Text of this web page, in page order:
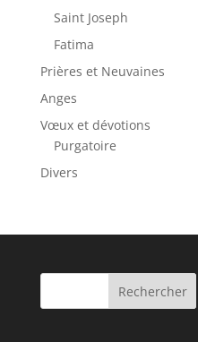
Saint Joseph
Fatima
Prières et Neuvaines
Anges
Vœux et dévotions
Purgatoire
Divers